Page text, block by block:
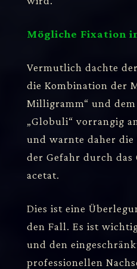
Mögliche Fixation
Vermutlich dachte
die Kombination der
Milligramm“ und dem
„Globuli“ vorrangig
und warnte daher
der Gefahr durch
acetat.
Dies ist eine
den Fall. Es ist
und den
professionellen